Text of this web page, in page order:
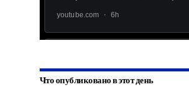
Что опубликовано в этот день